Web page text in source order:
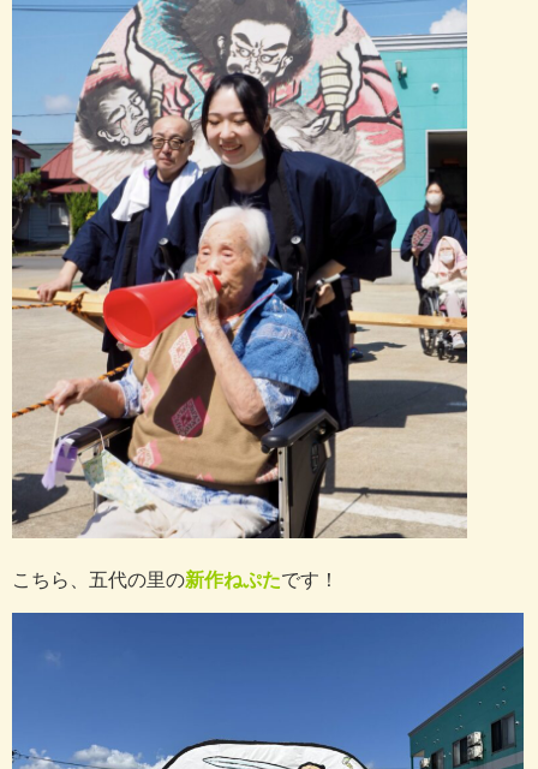
こちら、五代の里の新作ねぷたです！